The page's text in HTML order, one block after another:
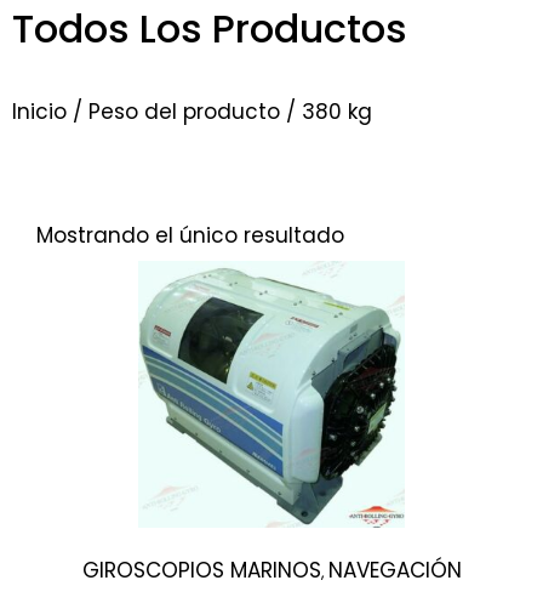
Todos Los Productos
Inicio / Peso del producto / 380 kg
Mostrando el único resultado
GIROSCOPIOS MARINOS, NAVEGACIÓN